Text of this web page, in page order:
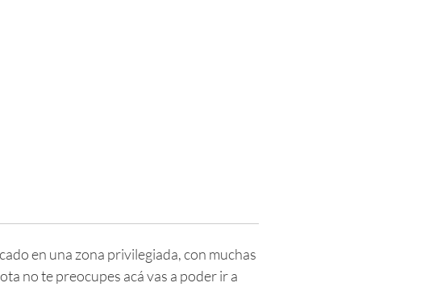
en una zona privilegiada, con muchas
no te preocupes acá vas a poder ir a